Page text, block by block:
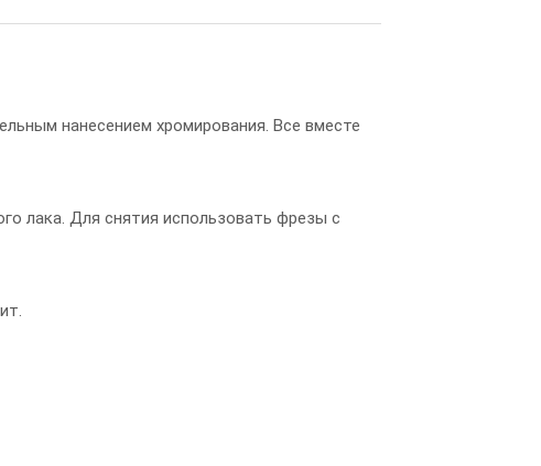
нанесением хромирования. Все вместе
лака. Для снятия использовать фрезы с